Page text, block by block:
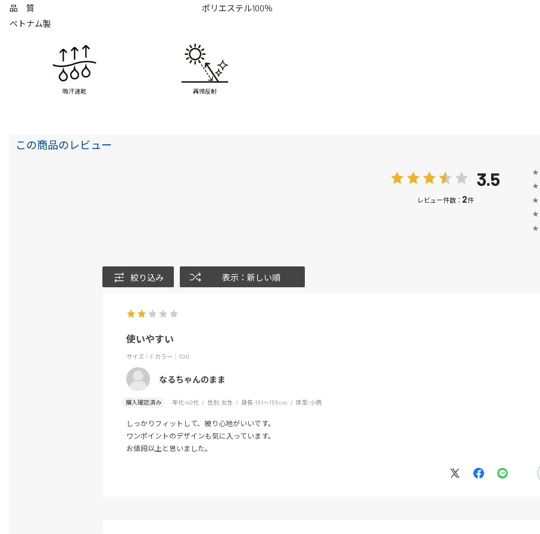
品 質
ポリエステル100％
ベトナム製
吸汗速乾 再帰反射
この商品のレビュー
3.5
レビュー件数： 2件
★
★
★
★
★
絞り込み 表示：新しい順
使いやすい
サイズ：F カラー：100
なるちゃんのまま
購入確認済み 年代:40代 性別:女性 身長:151～155cm 体型:小柄
しっかりフィットして、被り心地がいいです。
ワンポイントのデザインも気に入っています。
お値段以上と思いました。